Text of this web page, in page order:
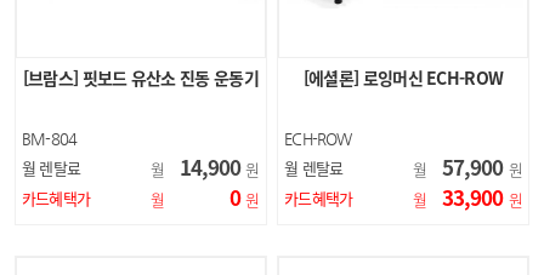
[브람스] 핏보드 유산소 진동 운동기
BM-804
월 렌탈료 월 14,900 원
카드혜택가
월 0 원
[에셜론] 로잉머신 ECH-ROW
ECH-ROW
월 렌탈료 월 57,900 원
카드혜택가
월 33,900 원